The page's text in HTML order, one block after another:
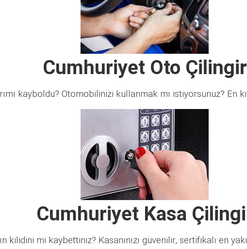
Cumhuriyet Oto Çilingir
kayboldu? Otomobilinizi kullanmak mı istiyorsunuz? En
Cumhuriyet Kasa
kilidini mi kaybettiniz? Kasanınızı güvenilir, sertifikalı en